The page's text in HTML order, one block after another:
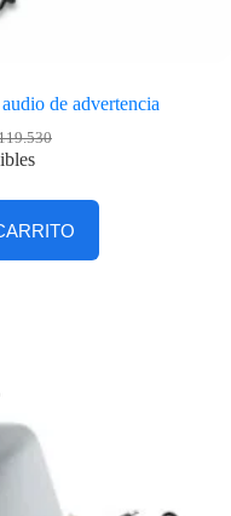
de advertencia